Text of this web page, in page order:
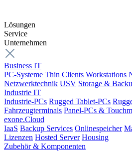
Lösungen
Service
Unternehmen
Business IT
PC-Systeme Thin Clients Workstations
Netzwerktechnik USV Storage &
Industrie IT
Industrie-PCs Rugged Tablet-PCs
Fahrzeugterminals Panel-PCs &
exone.Cloud
IaaS Backup Services Onlinespeicher
Lizenzen Hosted Server Housing
Zubehör & Komponenten